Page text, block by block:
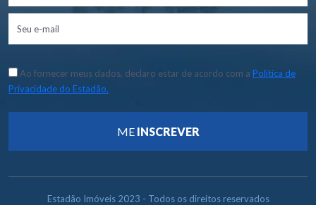
Ao fornecer meus dados, declaro estar de acordo com a Política de
Privacidade do Estadão.
ME INSCREVER
Estadão Imóveis 2023 - Todos os direitos reservados